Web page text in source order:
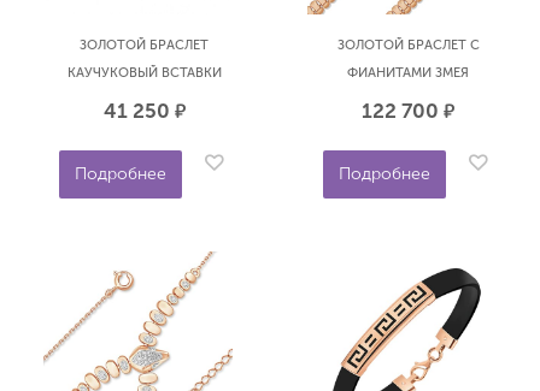
ЗОЛОТОЙ БРАСЛЕТ
КАУЧУКОВЫЙ ВСТАВКИ
АТОЛЛ 7114К
41 250 р.
Подробнее
ЗОЛОТОЙ БРАСЛЕТ С
ФИАНИТАМИ ЗМЕЯ
EFREMOV Б19219569
122 700 р.
Подробнее